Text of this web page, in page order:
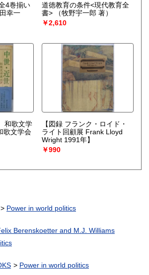
4巻揃い
田幸一
道徳教育の条件<現代教育全
書>
（牧野宇一郎 著）
￥2,610
和歌文学
歌文学会
【図録 フランク・ロイド・
ライト回顧展 Frank Lloyd
Wright 1991年】
￥990
Power in world politics
Berenskoetter and M.J. Williams
Power in world politics